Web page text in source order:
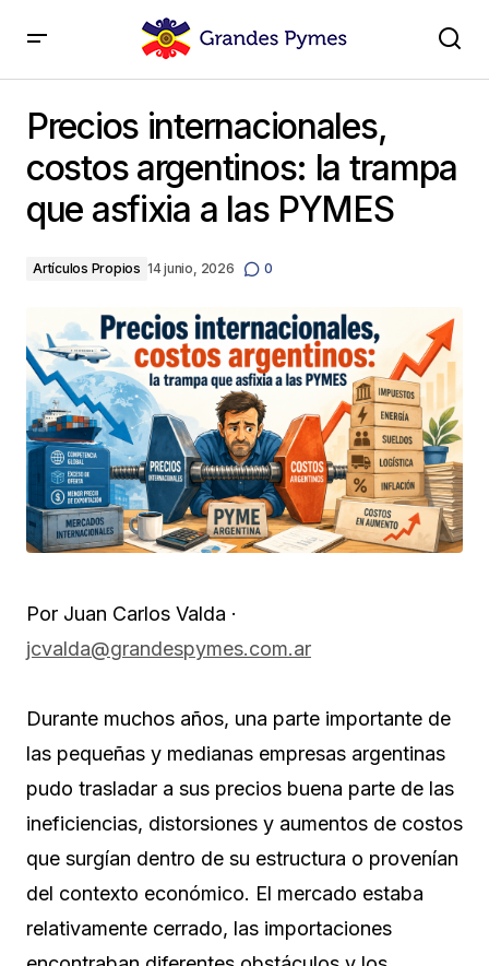
que asfixia a las PYMES
Precios internacionales,
costos argentinos: la trampa
que asfixia a las PYMES
Artículos Propios 14 junio, 2026 0
Por Juan Carlos Valda ·
jcvalda@grandespymes.com.ar
Durante muchos años, una parte importante de
las pequeñas y medianas empresas argentinas
pudo trasladar a sus precios buena parte de las
ineficiencias, distorsiones y aumentos de costos
que surgían dentro de su estructura o provenían
del contexto económico. El mercado estaba
relativamente cerrado, las importaciones